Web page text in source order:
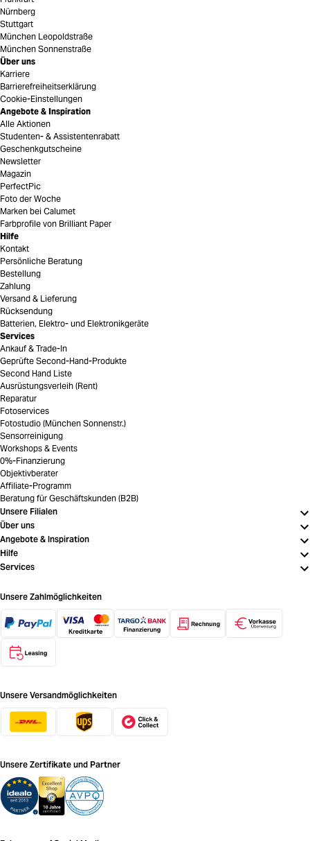
Nürnberg
Stuttgart
München Leopoldstraße
München Sonnenstraße
Über uns
Karriere
Barrierefreiheitserklärung
Cookie-Einstellungen
Angebote & Inspiration
Alle Aktionen
Studenten- & Assistentenrabatt
Geschenkgutscheine
Newsletter
Magazin
PerfectPic
Foto der Woche
Marken bei Calumet
Farbprofile von Brilliant Paper
Hilfe
Kontakt
Persönliche Beratung
Bestellung
Zahlung
Versand & Lieferung
Rücksendung
Batterien, Elektro- und Elektronikgeräte
Services
Ankauf & Trade-In
Geprüfte Second-Hand-Produkte
Second Hand Liste
Ausrüstungsverleih (Rent)
Reparatur
Fotoservices
Fotostudio (München Sonnenstr.)
Sensorreinigung
Workshops & Events
0%-Finanzierung
Objektivberater
Affiliate-Programm
Beratung für Geschäftskunden (B2B)
Unsere Filialen
Über uns
Angebote & Inspiration
Hilfe
Services
Unsere Zahlmöglichkeiten
Unsere Versandmöglichkeiten
Unsere Zertifikate und Partner